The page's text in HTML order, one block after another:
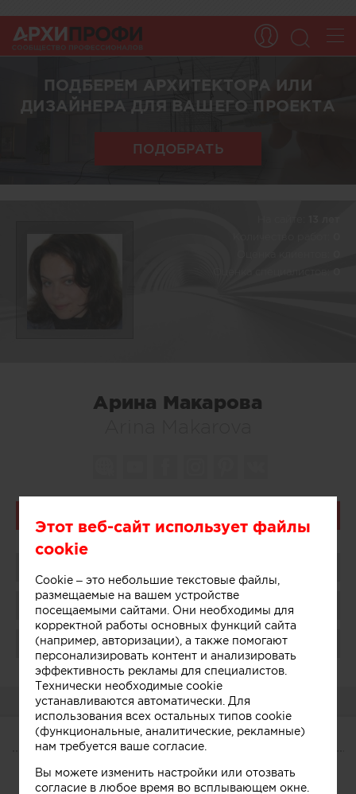
ПОДБЕРЕМ АРХИТЕКТОРА ИЛИ
ДИЗАЙНЕРА ДЛЯ ВАШЕГО ПРОЕКТА
ПОДОБРАТЬ
Арина Макарова
Сохранить в избранное
Поблагодарить
О СЕБЕ
О СЕБЕ
CV Участник
Этот веб-сайт использует файлы
cookie
Cookie – это небольшие текстовые файлы,
размещаемые на вашем устройстве
посещаемыми сайтами. Они необходимы для
корректной работы основных функций сайта
(например, авторизации), а также помогают
персонализировать контент и анализировать
эффективность рекламы для специалистов.
Технически необходимые cookie
устанавливаются автоматически. Для
использования всех остальных типов cookie
(функциональные, аналитические, рекламные)
нам требуется ваше согласие.
Вы можете изменить настройки или отозвать
согласие в любое время во всплывающем окне.